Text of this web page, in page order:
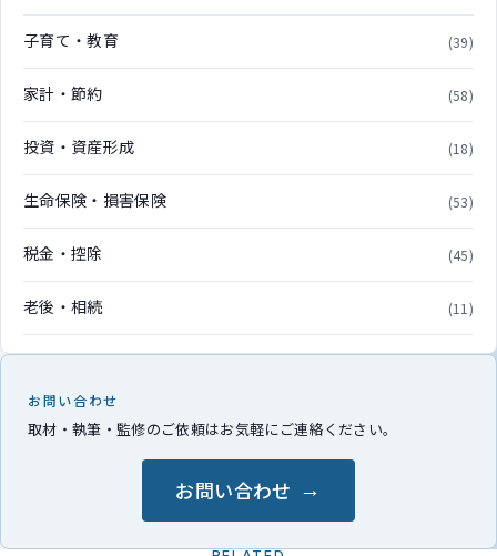
子育て・教育 (39)
家計・節約 (58)
投資・資産形成 (18)
生命保険・損害保険 (53)
税金・控除 (45)
老後・相続 (11)
お問い合わせ
取材・執筆・監修のご依頼はお気軽にご連絡ください。
お問い合わせ